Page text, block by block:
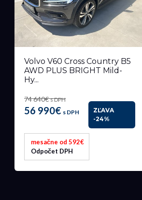
Volvo V60 Cross Country B5
AWD PLUS BRIGHT Mild-
Hy...
74 640€s DPH
56 990€ s DPH
ZĽAVA
-24%
mesačne od 592€
Odpočet DPH